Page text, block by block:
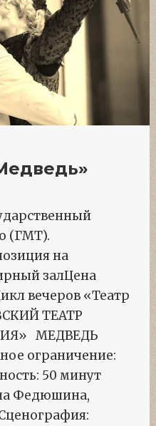
(ГМТ).
на
залЦена
вечеров «Театр
ТЕАТР
МЕДВЕДЬ
ограничение:
50 минут
Федюшина,